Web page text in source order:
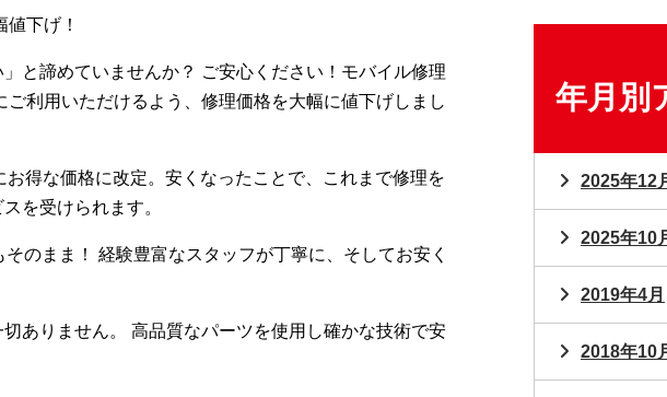
下げ！
と諦めていませんか？ ご安心ください！モバイル修理
利用いただけるよう、修理価格を大幅に値下げしまし
得な価格に改定。安くなったことで、これまで修理を
を受けられます。
のまま！ 経験豊富なスタッフが丁寧に、そしてお安く
ありません。 高品質なパーツを使用し確かな技術で安
年月別
2025年12
2025年10
2019年4月
2018年10